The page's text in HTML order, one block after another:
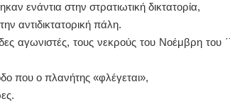
ενάντια στην στρατιωτική δικτατορία,
αντιδικτατορική πάλη.
αγωνιστές, τους νεκρούς του Νοέμβρη του
που ο πλανήτης «φλέγεται»,
ΙΩΑΝΝΗΣ Α. ΜΑΛΛΙΑΣ
Διδάκτωρ Ιατρικής Σχολής
Πανεπιστημίου Αθηνών